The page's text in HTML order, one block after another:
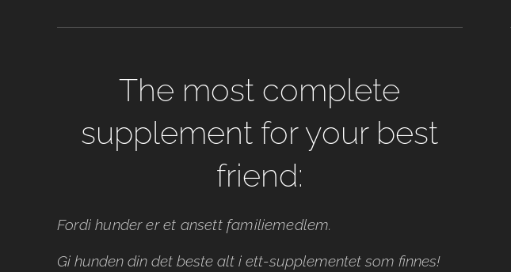
The most complete
supplement for your best
friend:
Fordi hunder er et ansett familiemedlem.
Gi hunden din det beste alt i ett-supplementet som finnes!